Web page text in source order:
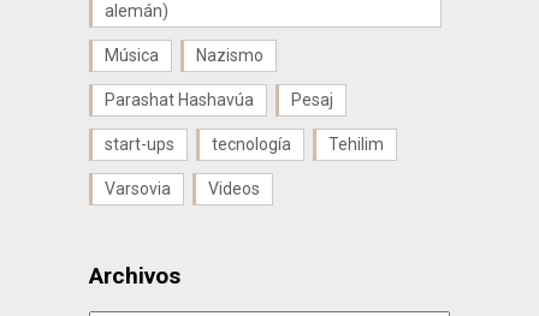
alemán)
Música Nazismo
Parashat Hashavúa Pesaj
start-ups tecnología Tehilim
Varsovia Videos
Archivos